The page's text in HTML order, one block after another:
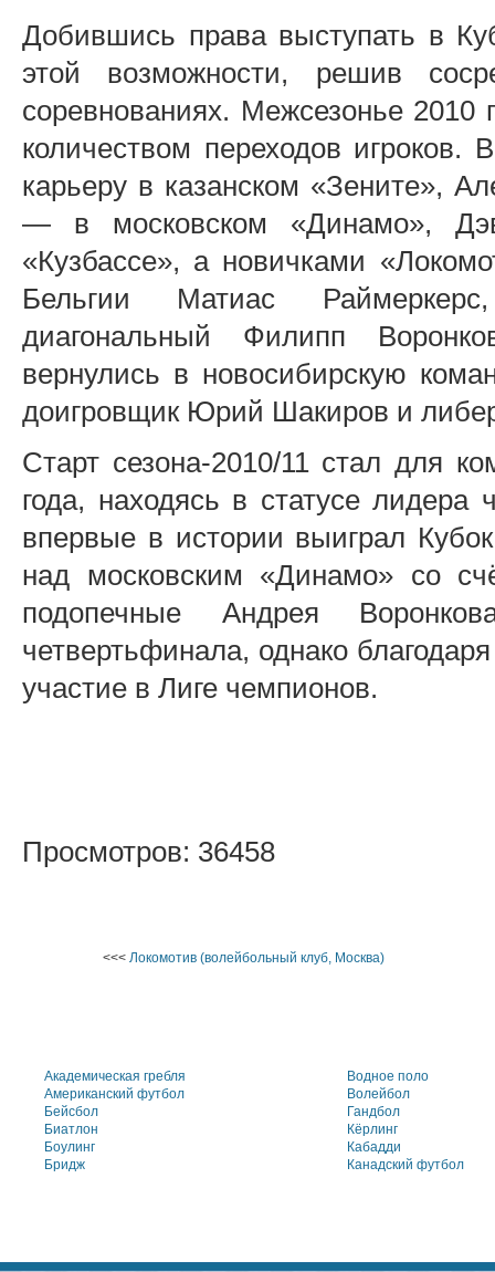
Добившись права выступать в
этой возможности, решив
соревнованиях. Межсезонье
количеством переходов
карьеру в казанском «Зените»,
— в московском «Динамо»,
«Кузбассе», а новичками
Бельгии Матиас
диагональный Филипп
вернулись в новосибирскую
доигровщик Юрий Шакиров и
Старт сезона-2010/11 стал для
года, находясь в статусе лидера
впервые в истории выиграл
над московским «Динамо» со
подопечные Андрея
четвертьфинала, однако
участие в Лиге чемпионов.
Просмотров: 36458
<<< Локомотив (волейбольный клуб, Москва)
Академическая гребля
Американский футбол
Бейсбол
Биатлон
Боулинг
Бридж
Водное поло
Волейбол
Гандбол
Кёрлинг
Кабадди
Канадский футбол